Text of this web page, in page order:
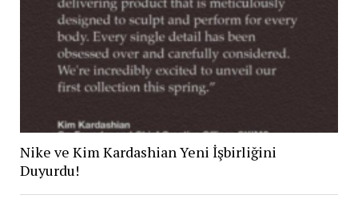
Nike ve Kim Kardashian Yeni İşbirliğini
Duyurdu!